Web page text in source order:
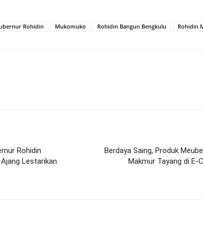
Rohidin Mukomuko Rohidin Bangun Bengkulu Rohidin
Rohidin
Lestarikan
Berdaya Saing, Produk
Makmur Tayang di E-